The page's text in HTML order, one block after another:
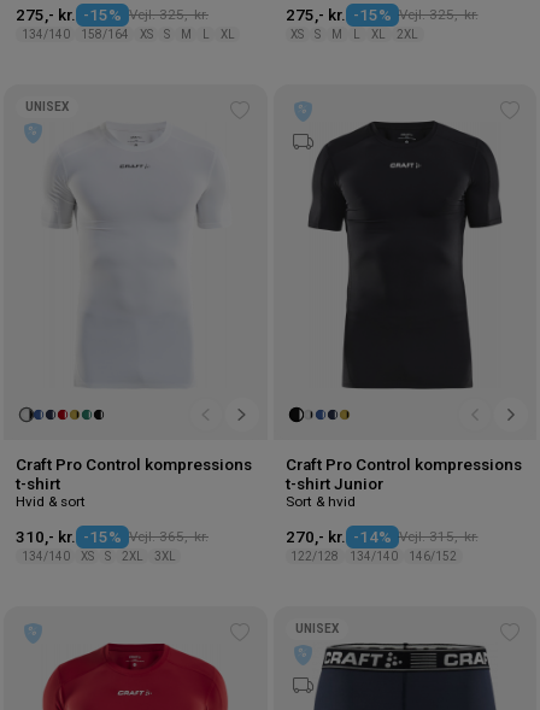
275,- kr. -15% Vejl. 325,- kr.
134/140 158/164 XS S M XL
275,- kr. -15% Vejl. 325,- kr.
XS S M XL 2XL
ønskeliste
UNISEX
Craft Pro Control kompressions
t-shirt
Hvid & sort
310,- kr. -15% Vejl. 365,- kr.
134/140 XS S 2XL 3XL
Craft Pro Control kompressions
t-shirt Junior
Sort & hvid
270,- kr. -14% Vejl. 315,- kr.
122/128 134/140 146/152
ønskeliste
UNISEX